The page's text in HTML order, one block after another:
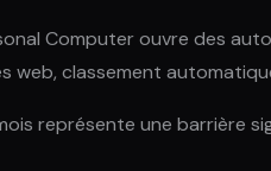
Computer ouvre des
classement
représente une barrière